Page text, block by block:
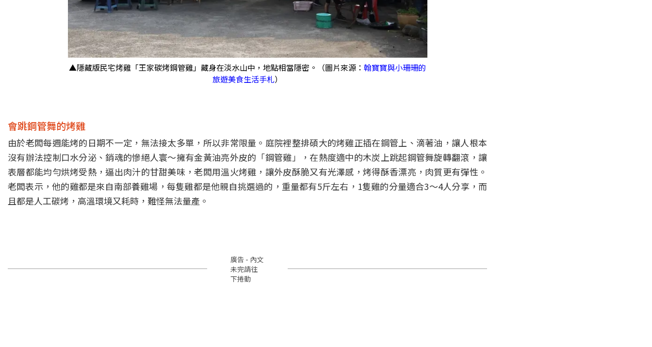
▲隱藏版民宅烤雞「王家碳烤鋼管雞」藏身在淡水山中，地點相當隱密。（圖片來源： 翰寶寶與小珊珊的
旅遊美食生活手札）
會跳鋼管舞的烤雞
由於老闆每週能烤的日期不一定，無法接太多單，所以非常限量。庭院裡整排碩大的烤雞正插在鋼管上、滴著油，讓人根本
沒有辦法控制口水分泌、銷魂的慘絕人寰～擁有金黃油亮外皮的「鋼管雞」，在熱度適中的木炭上跳起鋼管舞旋轉翻滾，讓
表層都能均勻烘烤受熱，逼出肉汁的甘甜美味，老闆用溫火烤雞，讓外皮酥脆又有光澤感，烤得酥香漂亮，肉質更有彈性。
老闆表示，他的雞都是來自南部養雞場，每隻雞都是他親自挑選過的，重量都有5斤左右，1隻雞的分量適合3～4人分享，而
且都是人工碳烤，高溫環境又耗時，難怪無法量產。
廣告 - 內文
未完請往
下捲動